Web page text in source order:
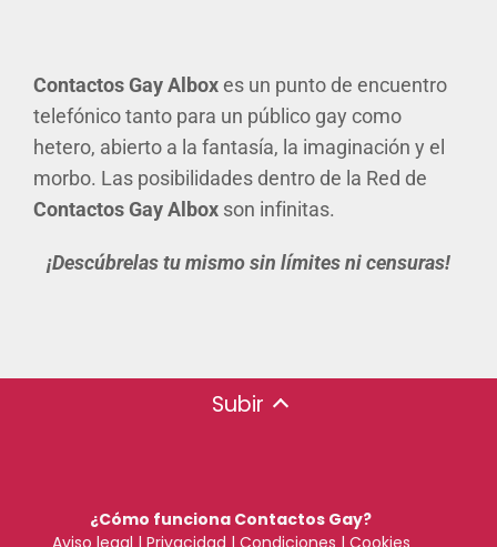
Contactos Gay Alboxes un punto de encuentro
telefónico tanto para un público gay como
hetero, abierto a la fantasía, la imaginación y el
morbo. Las posibilidades dentro de la Red de
Contactos Gay Albox son infinitas.
¡Descúbrelas tu mismo sin límites ni censuras!
Subir
¿Cómo funciona Contactos Gay?